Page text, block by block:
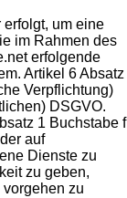
um eine
im Rahmen des
erfolgende
Artikel 6 Absatz
Verpflichtung)
DSGVO.
1 Buchstabe f
auf
Dienste zu
zu geben,
zu